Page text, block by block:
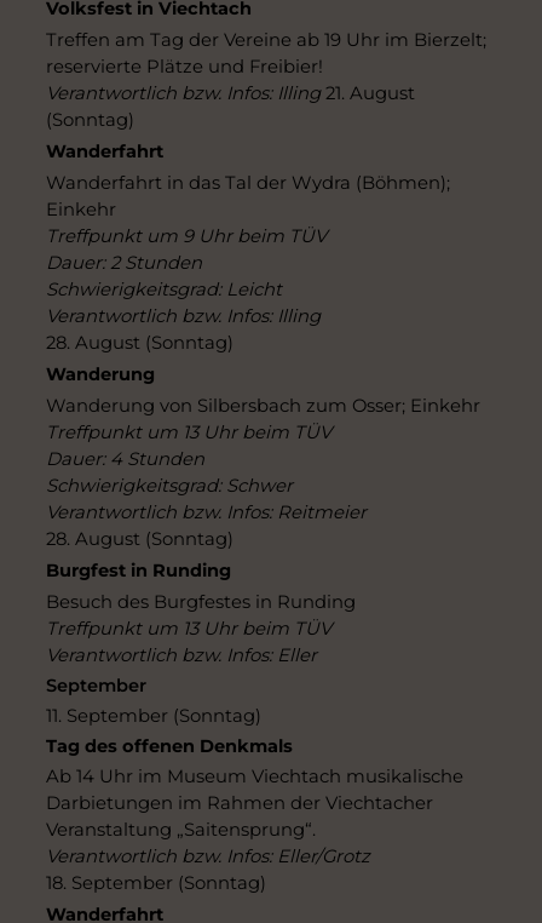
Volksfest in Viechtach
Treffen am Tag der Vereine ab 19 Uhr im Bierzelt;
reservierte Plätze und Freibier!
Verantwortlich bzw. Infos: Illing21. August
(Sonntag)
Wanderfahrt
Wanderfahrt in das Tal der Wydra (Böhmen);
Einkehr
Treffpunkt um 9 Uhr beim TÜV
Dauer: 2 Stunden
Schwierigkeitsgrad: Leicht
Verantwortlich bzw. Infos: Illing
28. August (Sonntag)
Wanderung
Wanderung von Silbersbach zum Osser; Einkehr
Treffpunkt um 13 Uhr beim TÜV
Dauer: 4 Stunden
Schwierigkeitsgrad: Schwer
Verantwortlich bzw. Infos: Reitmeier
28. August (Sonntag)
Burgfest in Runding
Besuch des Burgfestes in Runding
Treffpunkt um 13 Uhr beim TÜV
Verantwortlich bzw. Infos: Eller
September
11. September (Sonntag)
Tag des offenen Denkmals
Ab 14 Uhr im Museum Viechtach musikalische
Darbietungen im Rahmen der Viechtacher
Veranstaltung „Saitensprung“.
Verantwortlich bzw. Infos: Eller/Grotz
18. September (Sonntag)
Wanderfahrt